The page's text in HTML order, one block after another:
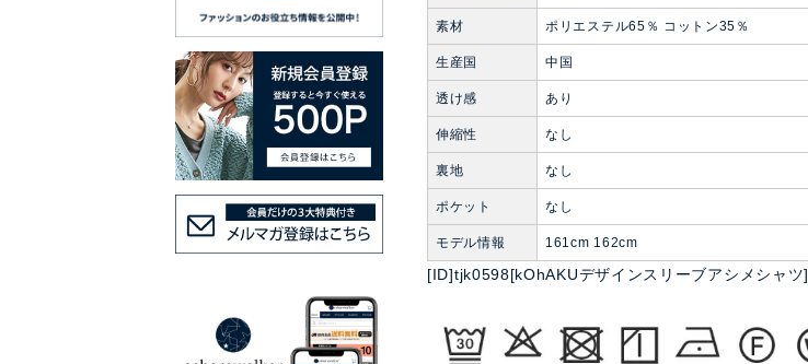
素材 ポリエステル65％ コットン35％
生産国 中国
透け感 あり
伸縮性 なし
裏地 なし
ポケット なし
モデル情報 161cm 162cm
[ID]tjk0598[kOhAKUデザインスリーブアシメシャツ]